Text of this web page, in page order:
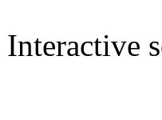
Interactive